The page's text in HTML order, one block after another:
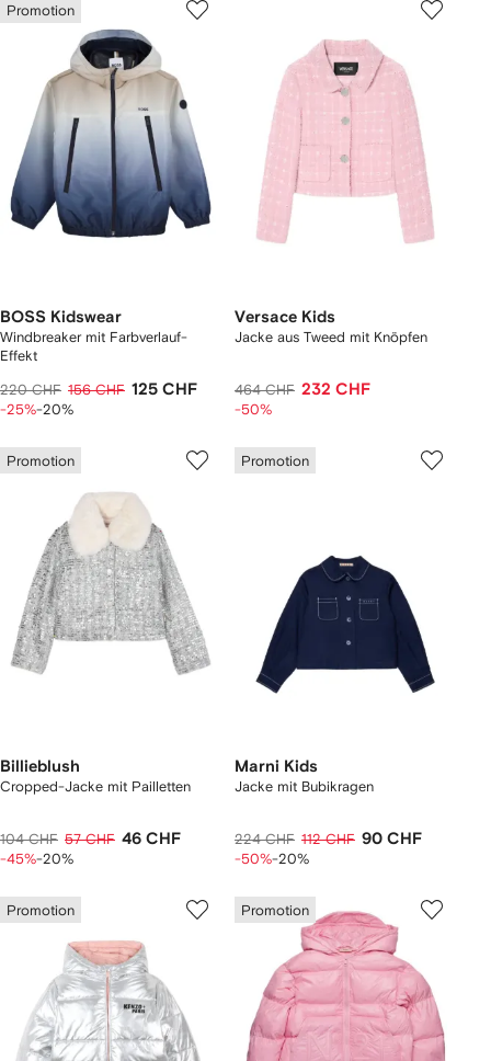
Promotion
BOSS Kidswear
Windbreaker mit Farbverlauf-
Effekt
220 CHF 156 CHF 125 CHF
-25%-20%
Versace Kids
Jacke aus Tweed mit Knöpfen
464 CHF 232 CHF
-50%
Promotion
Billieblush
Cropped-Jacke mit Pailletten
104 CHF 57 CHF 46 CHF
-45%-20%
Promotion
Marni Kids
Jacke mit Bubikragen
224 CHF 112 CHF 90 CHF
-50%-20%
Promotion Promotion